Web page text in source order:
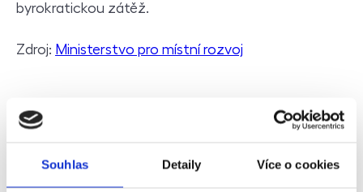
Souhlas Detaily Více o cookies
byrokratickou zátěž.
Zdroj: Ministerstvo pro místní rozvoj
Nebaví vás